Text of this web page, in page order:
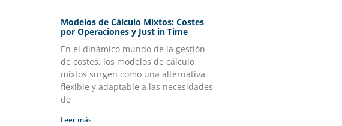
Modelos de Cálculo Mixtos: Costes
por Operaciones y Just in Time
En el dinámico mundo de la gestión
de costes, los modelos de cálculo
mixtos surgen como una alternativa
flexible y adaptable a las necesidades
de
Leer más